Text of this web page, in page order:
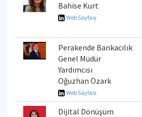
Bahise Kurt
Web Sayfası
Perakende Bankacılık
Genel Müdür
Yardımcısı
Oğuzhan Özark
Web Sayfası
Dijital Dönüşüm